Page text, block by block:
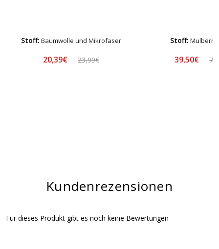
Stoff: Baumwolle und Mikrofaser
20,39€ 23,99€
Stoff: Mulberry
39,50€
Kundenrezensionen
Für dieses Produkt gibt es noch keine Bewertungen